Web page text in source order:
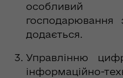
особливий
додається.
Управлінню
інформаційно-